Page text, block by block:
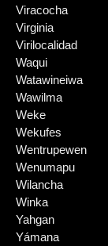
Viracocha
Virginia
Virilocalidad
Waqui
Watawineiwa
Wawilma
Weke
Wekufes
Wentrupewen
Wenumapu
Wilancha
Winka
Yahgan
Yámana